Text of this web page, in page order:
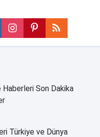
Son Dakika
Türkiye ve Dünya